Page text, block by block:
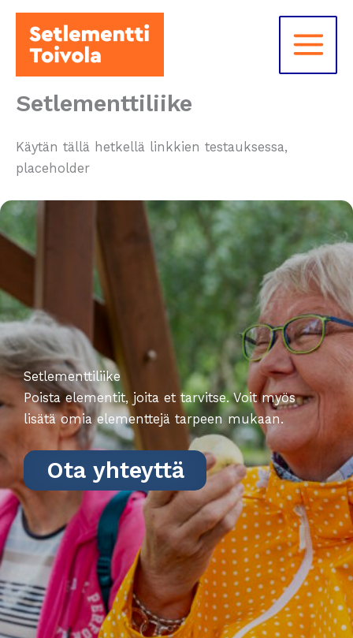
Siirry
sisältöön
Setlementtiliike
Käytän tällä hetkellä linkkien testauksessa,
placeholder
Setlementtiliike
Poista elementit, joita et tarvitse. Voit myös
lisätä omia elementtejä tarpeen mukaan.
Ota yhteyttä